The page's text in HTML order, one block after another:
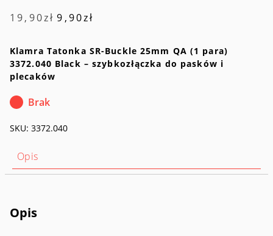
19,90zł cena
19,90zł.
9,90zł
9,90zł.
Klamra Tatonka SR-Buckle 25mm QA (1 para)
3372.040 Black – szybkozłączka do pasków i
plecaków
Brak
SKU: 3372.040
Opis
Opis